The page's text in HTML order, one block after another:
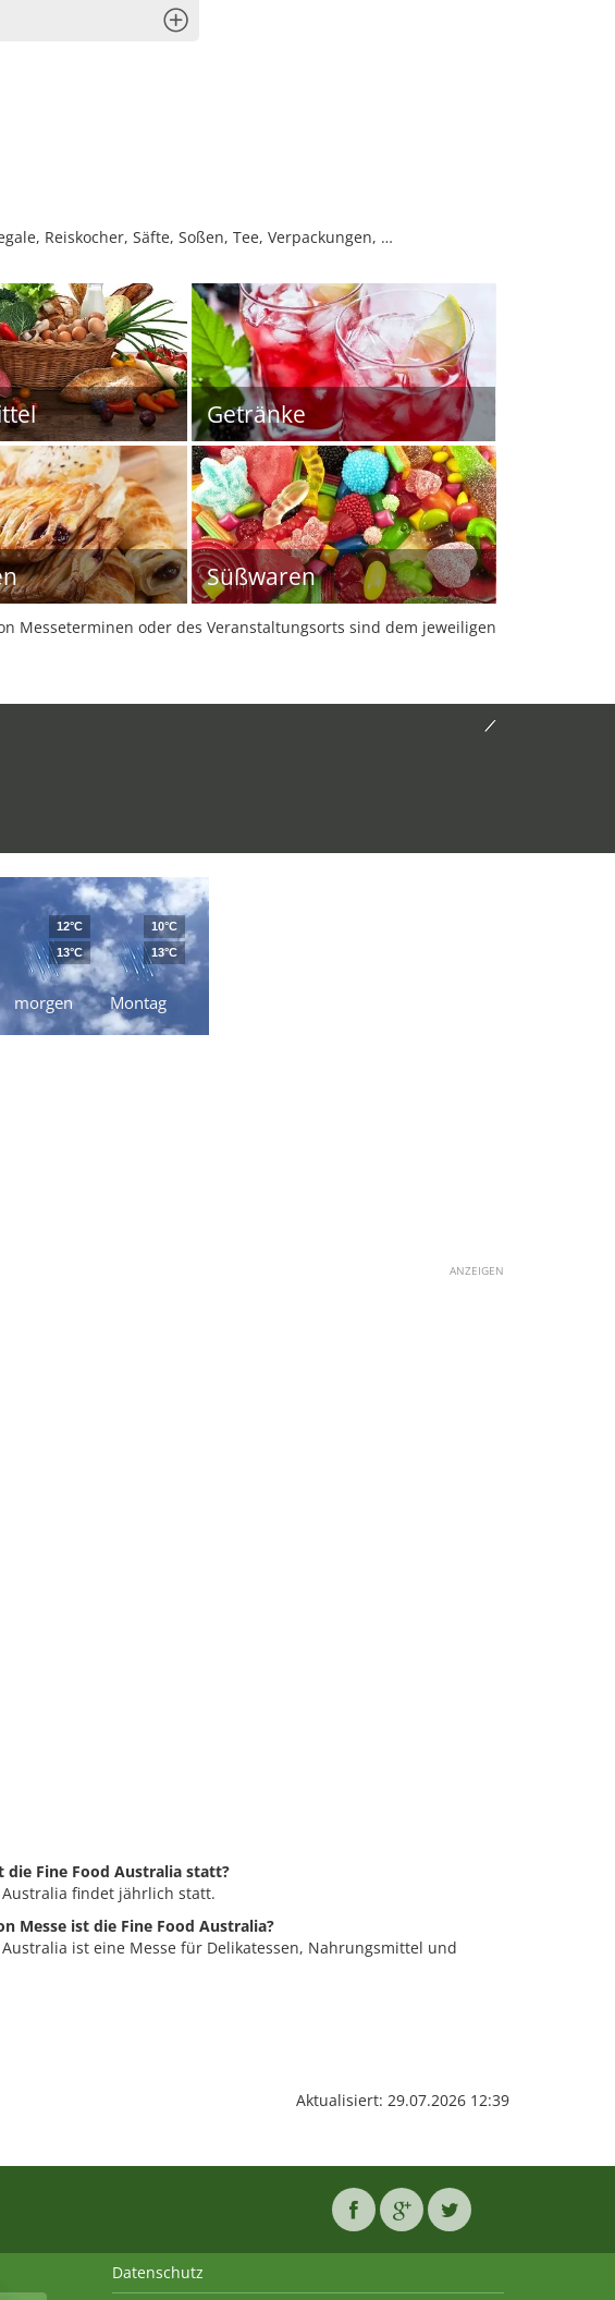
Reiskocher, Säfte, Soßen, Tee, Verpackungen, …
Getränke
Süßwaren
Messeterminen oder des Veranstaltungsorts sind dem jeweiligen
morgen
12°C
13°C
Montag
10°C
13°C
ANZEIGEN
Fine Food Australia statt?
Australia findet jährlich statt.
Messe ist die Fine Food Australia?
Australia ist eine Messe für Delikatessen, Nahrungsmittel und
Aktualisiert: 29.07.2026 12:39
Datenschutz